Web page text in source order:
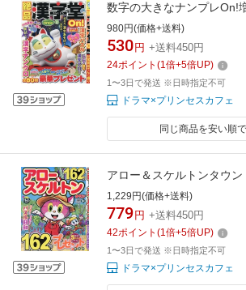
数字の大きなナンプレOn!
980円(価格+送料)
530 円 +送料450円
24ポイント (1倍+5倍UP)
1〜3日で発送 ※日時指定不可
ドラマ×プリンセスカフェ
同じ商品を安い順
アロー＆スケルトンタウン
1,229円(価格+送料)
779 円 +送料450円
42ポイント (1倍+5倍UP)
1〜3日で発送 ※日時指定不可
ドラマ×プリンセスカフェ